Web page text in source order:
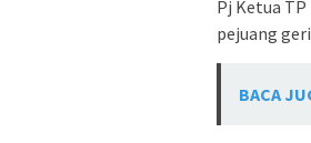
Pj Ketua
pejuang
BACA